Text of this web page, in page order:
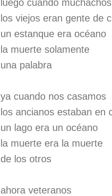
luego cuando muchachos
los viejos eran gente de
un estanque era océano
la muerte solamente
una palabra
ya cuando nos casamos
los ancianos estaban en
un lago era un océano
la muerte era la muerte
de los otros
ahora veteranos